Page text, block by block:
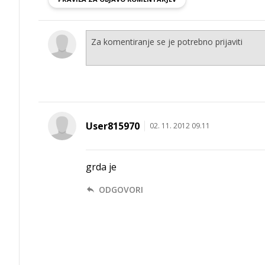
User815970 02. 11. 2012 09.11
grda je
ODGOVORI